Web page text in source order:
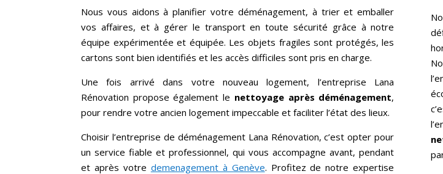
Nous vous aidons à planifier votre déménagement, à trier et emballer
vos affaires, et à gérer le transport en toute sécurité grâce à notre
équipe expérimentée et équipée. Les objets fragiles sont protégés, les
cartons sont bien identifiés et les accès difficiles sont pris en charge.
Une fois arrivé dans votre nouveau logement, l’entreprise Lana
Rénovation propose également le nettoyage après déménagement,
pour rendre votre ancien logement impeccable et faciliter l’état des lieux.
Choisir l’entreprise de déménagement Lana Rénovation, c’est opter pour
un service fiable et professionnel, qui vous accompagne avant, pendant
et après votre demenagement à Genève. Profitez de notre expertise